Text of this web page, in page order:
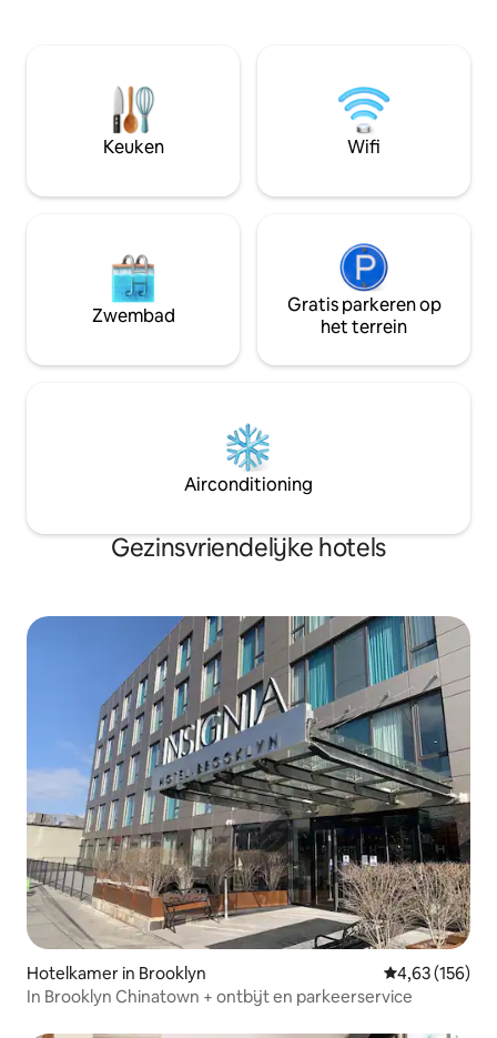
Italiaans geïnspireerde gerechten in ons
restaurant ter plaatse, Carne by Allora,
of blijf actief in onze 24-
uursfitnessruimte. Het beste van New
York bij de
✔Herdenking,
educatieve
September 11
Keuken Wifi
Zwembad
Gratis parkeren op
het terrein
Airconditioning
Gezinsvriendelijke hotels
Hotelkamer in Brooklyn Gemiddelde
4,63 (156)
In Brooklyn Chinatown + ontbijt en parkeerservice